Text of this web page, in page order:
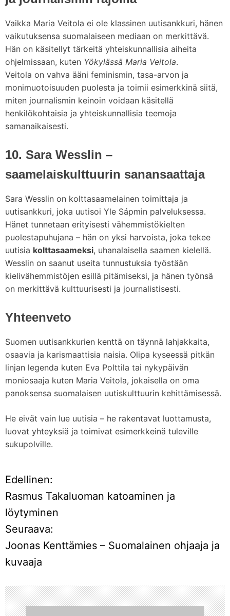
Vaikka Maria Veitola ei ole klassinen uutisankkuri, hänen
vaikutuksensa suomalaiseen mediaan on merkittävä.
Hän on käsitellyt tärkeitä yhteiskunnallisia aiheita
ohjelmissaan, kuten Yökylässä Maria Veitola.
Veitola on vahva ääni feminismin, tasa-arvon ja
monimuotoisuuden puolesta ja toimii esimerkkinä siitä,
miten journalismin keinoin voidaan käsitellä
henkilökohtaisia ja yhteiskunnallisia teemoja
samanaikaisesti.
10. Sara Wesslin –
saamelaiskulttuurin sanansaattaja
Sara Wesslin on kolttasaamelainen toimittaja ja
uutisankkuri, joka uutisoi Yle Sápmin palveluksessa.
Hänet tunnetaan erityisesti vähemmistökielten
puolestapuhujana – hän on yksi harvoista, joka tekee
uutisia kolttasaameksi, uhanalaisella saamen kielellä.
Wesslin on saanut useita tunnustuksia työstään
kielivähemmistöjen esillä pitämiseksi, ja hänen työnsä
on merkittävä kulttuurisesti ja journalistisesti.
Yhteenveto
Suomen uutisankkurien kenttä on täynnä lahjakkaita,
osaavia ja karismaattisia naisia. Olipa kyseessä pitkän
linjan legenda kuten Eva Polttila tai nykypäivän
moniosaaja kuten Maria Veitola, jokaisella on oma
panoksensa suomalaisen uutiskulttuurin kehittämisessä.
He eivät vain lue uutisia – he rakentavat luottamusta,
luovat yhteyksiä ja toimivat esimerkkeinä tuleville
sukupolville.
A
r
t
i
k
k
Edellinen:
Rasmus Takaluoman katoaminen ja
löytyminen
Seuraava:
Joonas Kenttämies – Suomalainen ohjaaja ja
kuvaaja